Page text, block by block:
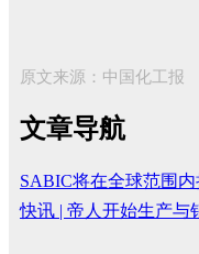
原文来源：中国化工报
文章导航
SABIC将在全球范围
快讯 | 帝人开始生产与